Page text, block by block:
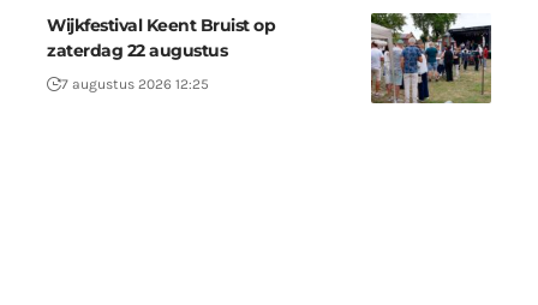
Wijkfestival Keent Bruist op
zaterdag 22 augustus
7 augustus 2026 12:25